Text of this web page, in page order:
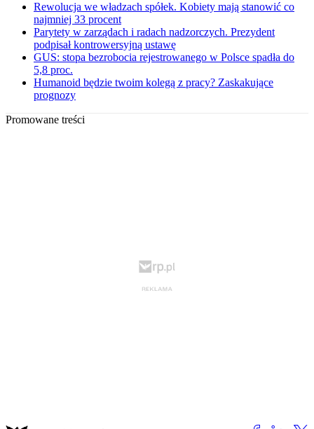
Rewolucja we władzach spółek. Kobiety mają stanowić co
najmniej 33 procent
Parytety w zarządach i radach nadzorczych. Prezydent
podpisał kontrowersyjną ustawę
GUS: stopa bezrobocia rejestrowanego w Polsce spadła do
5,8 proc.
Humanoid będzie twoim kolegą z pracy? Zaskakujące
prognozy
Promowane treści